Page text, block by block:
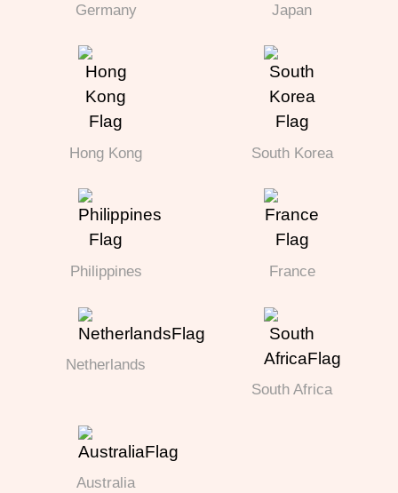
Germany Japan
Hong Kong South Korea
Philippines France
Netherlands
South Africa
Australia